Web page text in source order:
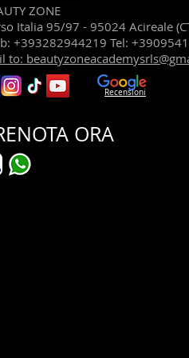
ZONE
Italia 95/97 - 95024 Acireale
+393282944219 Tel:
to:
Recensioni
ORA